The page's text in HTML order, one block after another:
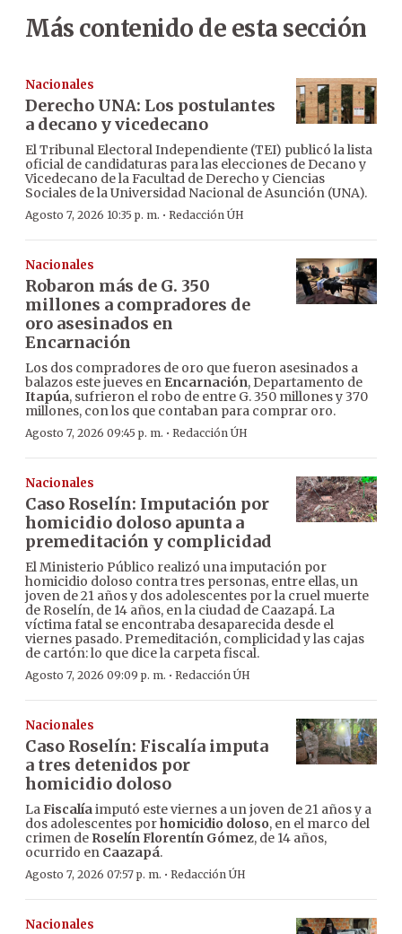
Más contenido de esta sección
Nacionales
Derecho UNA: Los postulantes
a decano y vicedecano
El Tribunal Electoral Independiente (TEI) publicó la lista
oficial de candidaturas para las elecciones de Decano y
Vicedecano de la Facultad de Derecho y Ciencias
Sociales de la Universidad Nacional de Asunción (UNA).
Agosto 7, 2026 10:35 p. m. · Redacción ÚH
Nacionales
Robaron más de G. 350
millones a compradores de
oro asesinados en
Encarnación
Los dos compradores de oro que fueron asesinados a
balazos este jueves en Encarnación, Departamento de
Itapúa, sufrieron el robo de entre G. 350 millones y 370
millones, con los que contaban para comprar oro.
Agosto 7, 2026 09:45 p. m. · Redacción ÚH
Nacionales
Caso Roselín: Imputación por
homicidio doloso apunta a
premeditación y complicidad
El Ministerio Público realizó una imputación por
homicidio doloso contra tres personas, entre ellas, un
joven de 21 años y dos adolescentes por la cruel muerte
de Roselín, de 14 años, en la ciudad de Caazapá. La
víctima fatal se encontraba desaparecida desde el
viernes pasado. Premeditación, complicidad y las cajas
de cartón: lo que dice la carpeta fiscal.
Agosto 7, 2026 09:09 p. m. · Redacción ÚH
Nacionales
Caso Roselín: Fiscalía imputa
a tres detenidos por
homicidio doloso
LaFiscalíaimputó este viernes a un joven de 21 años y a
dos adolescentes porhomicidio doloso, en el marco del
crimen de Roselín Florentín Gómez, de 14 años,
ocurrido en Caazapá.
Agosto 7, 2026 07:57 p. m. · Redacción ÚH
Nacionales